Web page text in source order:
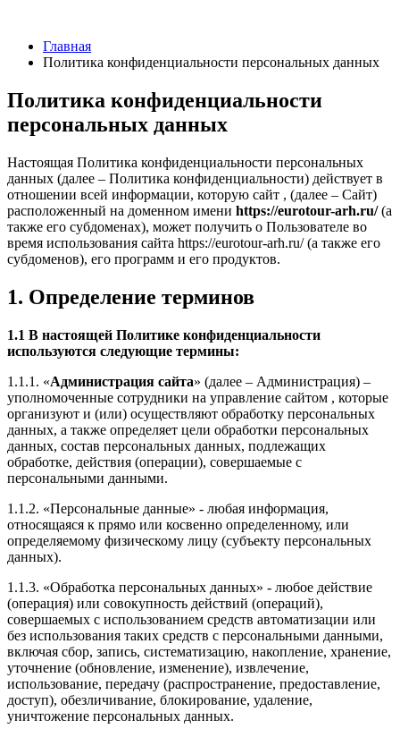
Главная
Политика конфиденциальности персональных данных
Политика конфиденциальности
персональных данных
Настоящая Политика конфиденциальности персональных
данных (далее – Политика конфиденциальности) действует в
отношении всей информации, которую сайт , (далее – Сайт)
расположенный на доменном имени https://eurotour-arh.ru/(а
также его субдоменах), может получить о Пользователе во
время использования сайта https://eurotour-arh.ru/ (а также его
субдоменов), его программ и его продуктов.
1. Определение терминов
1.1 В настоящей Политике конфиденциальности
используются следующие термины:
1.1.1. «Администрация сайта» (далее – Администрация) –
уполномоченные сотрудники на управление сайтом , которые
организуют и (или) осуществляют обработку персональных
данных, а также определяет цели обработки персональных
данных, состав персональных данных, подлежащих
обработке, действия (операции), совершаемые с
персональными данными.
1.1.2. «Персональные данные» - любая информация,
относящаяся к прямо или косвенно определенному, или
определяемому физическому лицу (субъекту персональных
данных).
1.1.3. «Обработка персональных данных» - любое действие
(операция) или совокупность действий (операций),
совершаемых с использованием средств автоматизации или
без использования таких средств с персональными данными,
включая сбор, запись, систематизацию, накопление, хранение,
уточнение (обновление, изменение), извлечение,
использование, передачу (распространение, предоставление,
доступ), обезличивание, блокирование, удаление,
уничтожение персональных данных.